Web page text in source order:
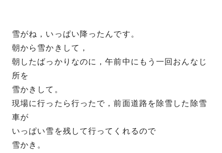
雪がね，いっぱい降ったんです。
朝から雪かきして，
朝したばっかりなのに，午前中にもう一回おんなじ
所を
雪かきして。
現場に行ったら行ったで，前面道路を除雪した除雪
車が
いっぱい雪を残して行ってくれるので
雪かき。